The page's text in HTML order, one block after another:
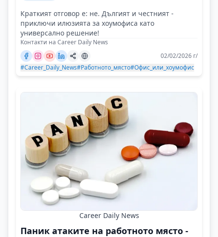
Краткият отговор е: не. Дългият и честният -
приключи илюзията за хоумофиса като
универсално решение!
Контакти на Career Daily News
02/02/2026 г/
#Career_Daily_News#Работното_място#Офис_или_хоумофис
Career Daily News
Паник атаките на работното място -